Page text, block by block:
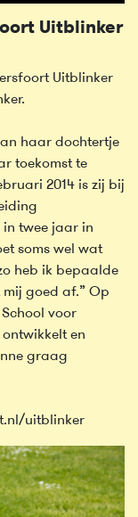
Uitblinker
Uitblinker
haar dochtertje
toekomst te
2014 is zij bij
in twee jaar in
soms wel wat
heb ik bepaalde
goed af.” Op
voor
en
graag
uitblinker